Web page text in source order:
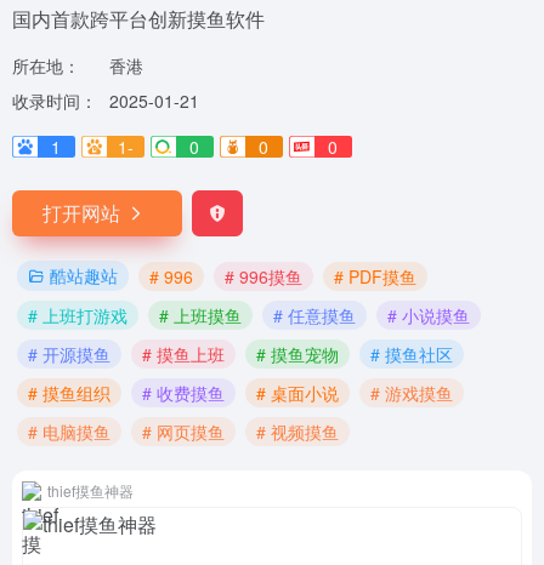
国内首款跨平台创新摸鱼软件
所在地：
香港
收录时间：
2025-01-21
1
1- 0 0 0
打开网站
酷站趣站 # 996 # 996摸鱼
# PDF摸鱼
# 上班打游戏
# 上班摸鱼 # 任意摸鱼
# 小说摸鱼
# 开源摸鱼
# 摸鱼上班 # 摸鱼宠物
# 摸鱼社区
# 摸鱼组织
# 收费摸鱼 # 桌面小说
# 游戏摸鱼
# 电脑摸鱼
# 网页摸鱼 # 视频摸鱼
thief摸鱼神器